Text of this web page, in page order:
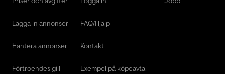
Lägga in annonser
Hantera annonser
Förtroendesigill
FAQ/Hjälp
Kontakt
Exempel på köpeavtal